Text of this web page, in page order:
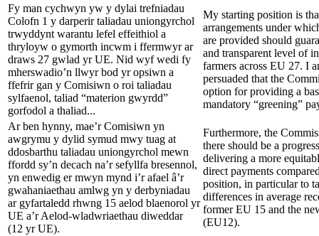
Fy man cychwyn yw y dylai trefniadau
Colofn 1 y darperir taliadau uniongyrchol
trwyddynt warantu lefel effeithiol a
thryloyw o gymorth incwm i ffermwyr ar
draws 27 gwlad yr UE. Nid wyf wedi fy
mherswadio’n llwyr bod yr opsiwn a
ffefrir gan y Comisiwn o roi taliadau
sylfaenol, taliad “materion gwyrdd”
gorfodol a thaliad...
My starting position is
arrangements under
are provided should
and transparent level of
farmers across EU 27. I
persuaded that the
option for providing a
mandatory “greening”
Ar ben hynny, mae’r Comisiwn yn
awgrymu y dylid symud mwy tuag at
ddosbarthu taliadau uniongyrchol mewn
ffordd sy’n decach na’r sefyllfa bresennol,
yn enwedig er mwyn mynd i’r afael â’r
gwahaniaethau amlwg yn y derbyniadau
ar gyfartaledd rhwng 15 aelod blaenorol yr
UE a’r Aelod-wladwriaethau diweddar
(12 yr UE).
Furthermore, the
there should be a
delivering a more
direct payments
position, in particular to
differences in average
former EU 15 and the
(EU12).